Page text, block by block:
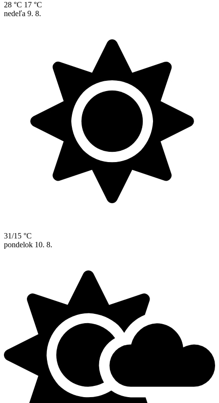
28 °C 17 °C
nedeľa 9. 8.
31/15 °C
pondelok 10. 8.